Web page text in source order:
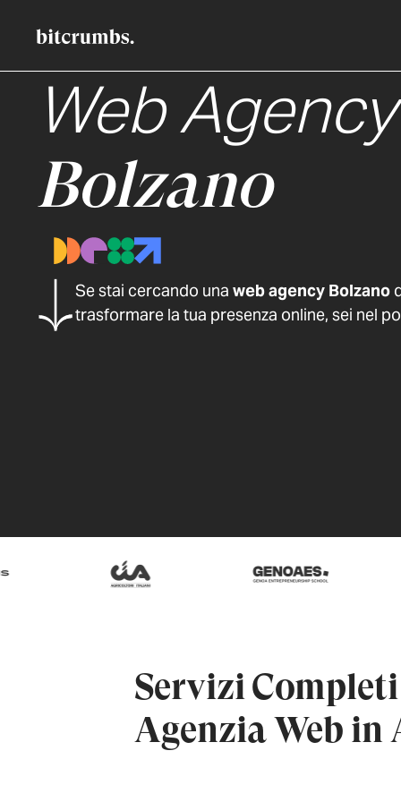
Web Agency
Bolzano
Se stai cercando una web agency Bolzano
trasformare la tua presenza online, sei nel
Servizi
Agenzia Web in